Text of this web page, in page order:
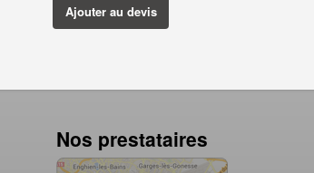
Ajouter au devis
Nos prestataires